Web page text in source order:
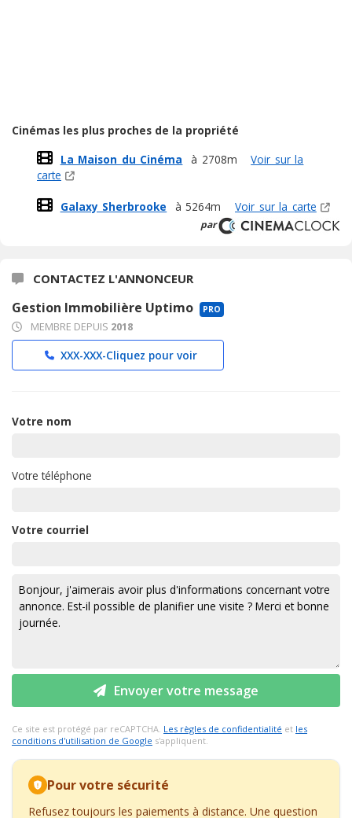
Cinémas les plus proches de la propriété
La Maison du Cinéma
à 2708m
Voir sur la
carte
Galaxy Sherbrooke à 5264m Voir sur la carte
par
CONTACTEZ L'ANNONCEUR
Gestion Immobilière Uptimo PRO
MEMBRE DEPUIS 2018
XXX-XXX-Cliquez pour voir
Votre nom
Votre téléphone
Votre courriel
Envoyer votre message
Ce site est protégé par reCAPTCHA. Les règles de confidentialité et les
conditions d'utilisation de Google s'appliquent.
Pour votre sécurité
Refusez toujours les paiements à distance. Une question